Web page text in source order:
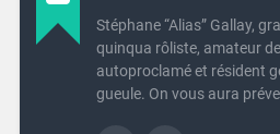
Stéphane “Alias” Gallay,
quinqua rôliste, amateur
autoproclamé et résident
gueule. On vous aura